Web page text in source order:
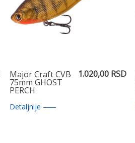
Major Craft CVB
75mm GHOST
PERCH
1.020,00 RSD
Detaljnije